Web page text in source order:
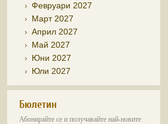
Февруари 2027
Март 2027
Април 2027
Май 2027
Юни 2027
Юли 2027
Бюлетин
Абонирайте се и получавайте най-новите